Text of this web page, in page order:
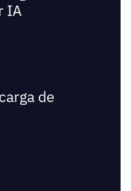
IA
de